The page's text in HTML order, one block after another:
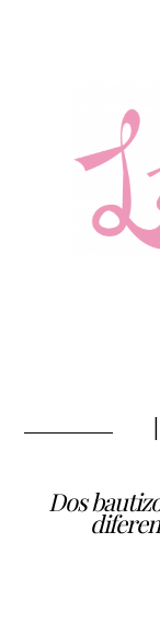
Dos